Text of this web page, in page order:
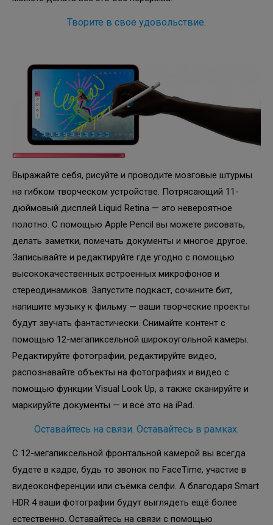
Творите в свое удовольствие.
Выражайте себя, рисуйте и проводите мозговые штурмы
на гибком творческом устройстве. Потрясающий 11-
дюймовый дисплей Liquid Retina — это невероятное
полотно. С помощью Apple Pencil вы можете рисовать,
делать заметки, помечать документы и многое другое.
Записывайте и редактируйте где угодно с помощью
высококачественных встроенных микрофонов и
стереодинамиков. Запустите подкаст, сочините бит,
напишите музыку к фильму — ваши творческие проекты
будут звучать фантастически. Снимайте контент с
помощью 12-мегапиксельной широкоугольной камеры.
Редактируйте фотографии, редактируйте видео,
распознавайте объекты на фотографиях и видео с
помощью функции Visual Look Up, а также сканируйте и
маркируйте документы — и всё это на iPad.
Оставайтесь на связи. Оставайтесь в рамках.
С 12-мегапиксельной фронтальной камерой вы всегда
будете в кадре, будь то звонок по FaceTime, участие в
видеоконференции или съёмка селфи. А благодаря Smart
HDR 4 ваши фотографии будут выглядеть ещё более
естественно. Оставайтесь на связи с помощью